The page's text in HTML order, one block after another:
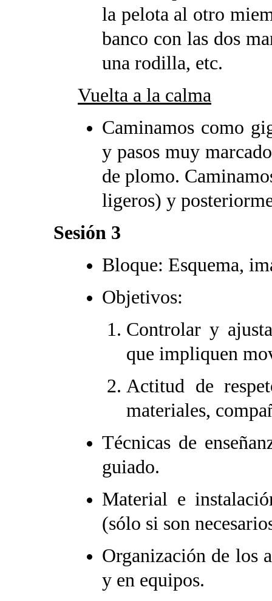
la pelota al otro
banco con las dos
una rodilla, etc.
Vuelta a la calma
Caminamos como
y pasos muy
de plomo.
ligeros) y
Sesión 3
Bloque: Esquema,
Objetivos:
Controlar y
que impliquen
Actitud de
materiales,
Técnicas de
guiado.
Material e
(sólo si son
Organización de los
y en equipos.